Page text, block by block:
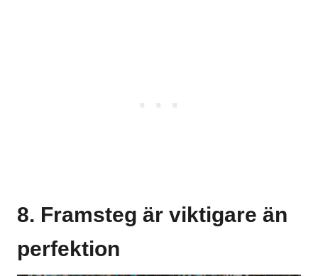
8. Framsteg är viktigare än
perfektion